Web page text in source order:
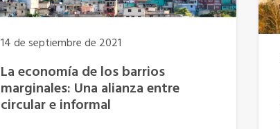
14 de septiembre de 2021
La economía de los barrios
marginales: Una alianza entre
circular e informal